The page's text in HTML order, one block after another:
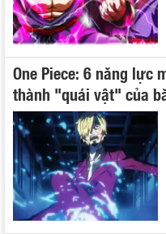
One Piece: 6 năng lực
thành "quái vật" của